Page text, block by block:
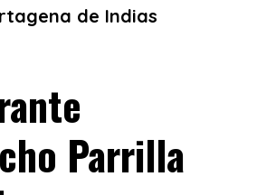
de Indias
Parrilla